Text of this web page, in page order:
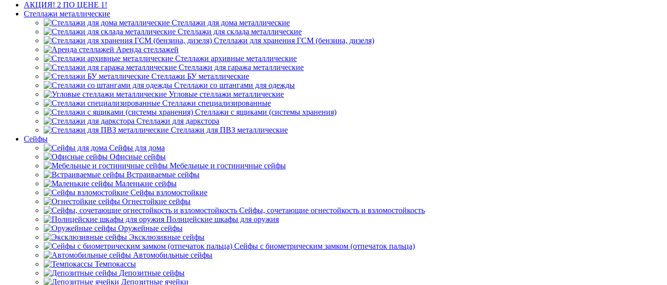
АКЦИЯ! 2 ПО ЦЕНЕ 1!
Стеллажи металлические
Стеллажи для дома металлические
Стеллажи для склада металлические
Стеллажи для хранения ГСМ (бензина, дизеля)
Аренда стеллажей
Стеллажи архивные металлические
Стеллажи для гаража металлические
Стеллажи БУ металлические
Стеллажи со штангами для одежды
Угловые стеллажи металлические
Стеллажи специализированные
Стеллажи с ящиками (системы хранения)
Стеллажи для даркстора
Стеллажи для ПВЗ металлические
Сейфы
Сейфы для дома
Офисные сейфы
Мебельные и гостиничные сейфы
Встраиваемые сейфы
Маленькие сейфы
Сейфы взломостойкие
Огнестойкие сейфы
Сейфы, сочетающие огнестойкость и взломостойкость
Полицейские шкафы для оружия
Оружейные сейфы
Эксклюзивные сейфы
Сейфы с биометрическим замком (отпечаток пальца)
Автомобильные сейфы
Темпокассы
Депозитные сейфы
Депозитные ячейки